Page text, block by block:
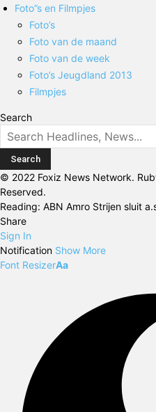
Foto”s en Filmpjes
Foto’s
Foto van de maand
Foto van de week
Foto’s Jeugdland 2013
Filmpjes
Search
© 2022 Foxiz News Network.
Reserved.
Reading: ABN Amro Strijen sluit
Share
Sign In
Notification Show More
Font ResizerAa